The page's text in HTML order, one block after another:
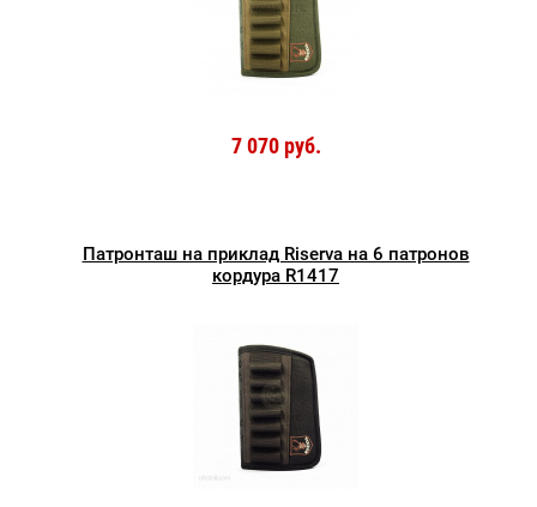
7 070 руб.
Патронташ на приклад Riserva на 6 патронов
кордура R1417